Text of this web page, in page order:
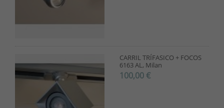
CARRIL TRÍFASICO + FOCOS
6163 AL, Milan
100,00 €